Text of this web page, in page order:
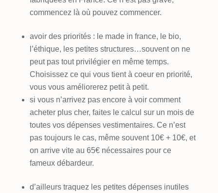
commencez là où pouvez commencer.
avoir des priorités : le made in france, le bio,
l’éthique, les petites structures…souvent on ne
peut pas tout privilégier en même temps.
Choisissez ce qui vous tient à coeur en priorité,
vous vous améliorerez petit à petit.
si vous n’arrivez pas encore à voir comment
acheter plus cher, faites le calcul sur un mois de
toutes vos dépenses vestimentaires. Ce n’est
pas toujours le cas, même souvent 10€ + 10€, et
on arrive vite au 65€ nécessaires pour ce
fameux débardeur.
d’ailleurs traquez les petites dépenses inutiles